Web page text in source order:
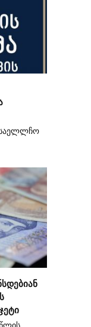
საელლჩო